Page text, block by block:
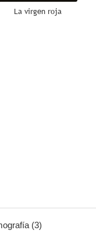
La virgen roja
(3)